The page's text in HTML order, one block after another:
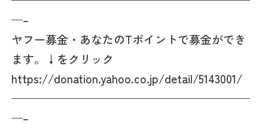
—–
ヤフー募金・あなたのTポイントで募金ができ
ます。↓をクリック
https://donation.yahoo.co.jp/detail/5143001/
—————————————————————
—–